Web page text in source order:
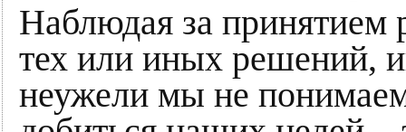
Наблюдая за принятием
тех или иных решений,
неужели мы не